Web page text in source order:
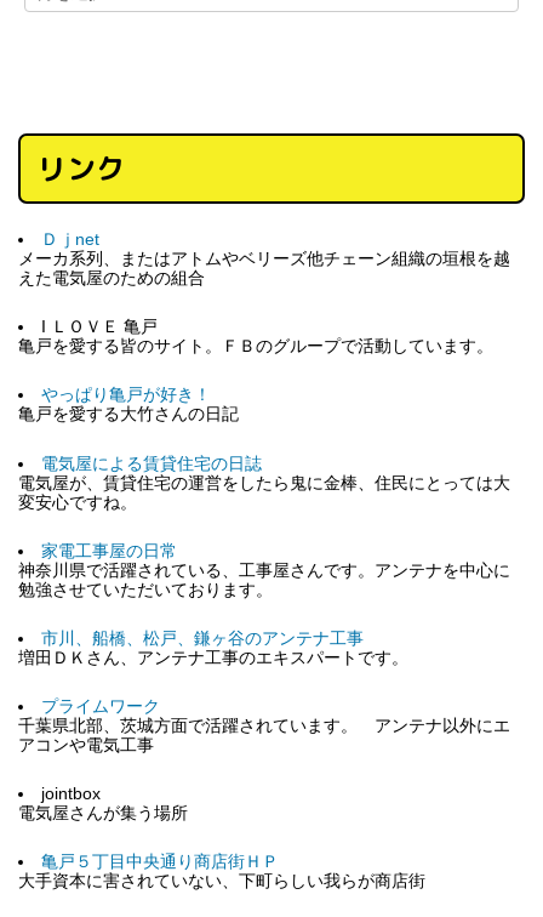
リンク
Ｄｊnet
メーカ系列、またはアトムやベリーズ他チェーン組織の垣根を越
えた電気屋のための組合
I ＬＯＶＥ 亀戸
亀戸を愛する皆のサイト。ＦＢのグループで活動しています。
やっぱり亀戸が好き！
亀戸を愛する大竹さんの日記
電気屋による賃貸住宅の日誌
電気屋が、賃貸住宅の運営をしたら鬼に金棒、住民にとっては大
変安心ですね。
家電工事屋の日常
神奈川県で活躍されている、工事屋さんです。アンテナを中心に
勉強させていただいております。
市川、船橋、松戸、鎌ヶ谷のアンテナ工事
増田ＤＫさん、アンテナ工事のエキスパートです。
プライムワーク
千葉県北部、茨城方面で活躍されています。 アンテナ以外にエ
アコンや電気工事
jointbox
電気屋さんが集う場所
亀戸５丁目中央通り商店街ＨＰ
大手資本に害されていない、下町らしい我らが商店街